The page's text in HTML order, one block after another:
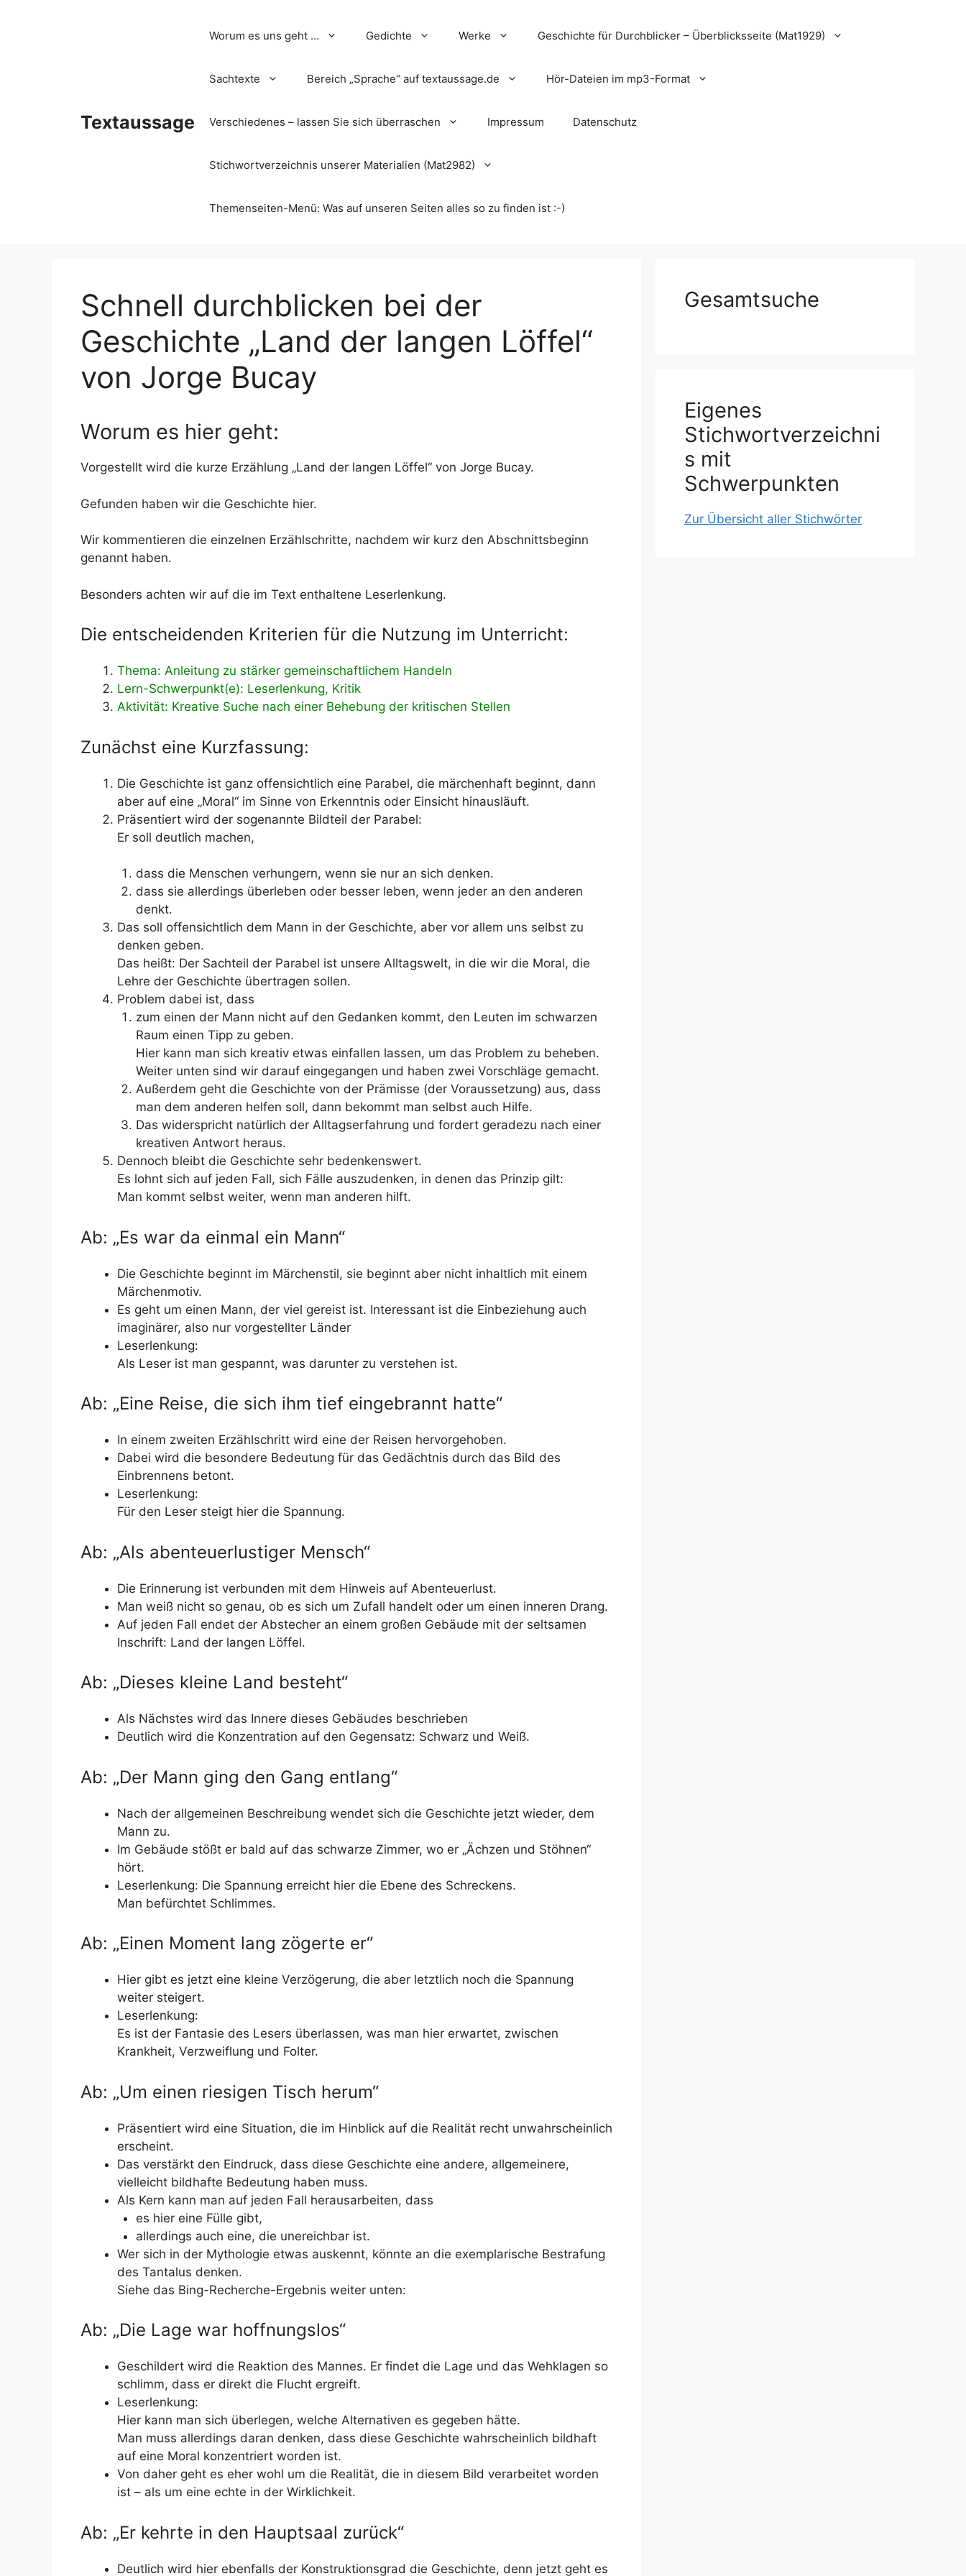
Textaussage
Worum es uns geht … Gedichte Werke Geschichte für Durchblicker – Überblicksseite (Mat1929)
Sachtexte Bereich „Sprache“ auf textaussage.de Hör-Dateien im mp3-Format
Verschiedenes – lassen Sie sich überraschen Impressum Datenschutz
Stichwortverzeichnis unserer Materialien (Mat2982)
Themenseiten-Menü: Was auf unseren Seiten alles so zu finden ist :-)
Schnell durchblicken bei der
Geschichte „Land der langen Löffel“
von Jorge Bucay
Worum es hier geht:
Vorgestellt wird die kurze Erzählung „Land der langen Löffel“ von Jorge Bucay.
Gefunden haben wir die Geschichte hier.
Wir kommentieren die einzelnen Erzählschritte, nachdem wir kurz den Abschnittsbeginn
genannt haben.
Besonders achten wir auf die im Text enthaltene Leserlenkung.
Die entscheidenden Kriterien für die Nutzung im Unterricht:
Thema: Anleitung zu stärker gemeinschaftlichem Handeln
Lern-Schwerpunkt(e): Leserlenkung, Kritik
Aktivität: Kreative Suche nach einer Behebung der kritischen Stellen
Zunächst eine Kurzfassung:
Die Geschichte ist ganz offensichtlich eine Parabel, die märchenhaft beginnt, dann
aber auf eine „Moral“ im Sinne von Erkenntnis oder Einsicht hinausläuft.
Präsentiert wird der sogenannte Bildteil der Parabel:
Er soll deutlich machen,
dass die Menschen verhungern, wenn sie nur an sich denken.
dass sie allerdings überleben oder besser leben, wenn jeder an den anderen
denkt.
Das soll offensichtlich dem Mann in der Geschichte, aber vor allem uns selbst zu
denken geben.
Das heißt: Der Sachteil der Parabel ist unsere Alltagswelt, in die wir die Moral, die
Lehre der Geschichte übertragen sollen.
Problem dabei ist, dass
zum einen der Mann nicht auf den Gedanken kommt, den Leuten im schwarzen
Raum einen Tipp zu geben.
Hier kann man sich kreativ etwas einfallen lassen, um das Problem zu beheben.
Weiter unten sind wir darauf eingegangen und haben zwei Vorschläge gemacht.
Außerdem geht die Geschichte von der Prämisse (der Voraussetzung) aus, dass
man dem anderen helfen soll, dann bekommt man selbst auch Hilfe.
Das widerspricht natürlich der Alltagserfahrung und fordert geradezu nach einer
kreativen Antwort heraus.
Dennoch bleibt die Geschichte sehr bedenkenswert.
Es lohnt sich auf jeden Fall, sich Fälle auszudenken, in denen das Prinzip gilt:
Man kommt selbst weiter, wenn man anderen hilft.
Ab: „Es war da einmal ein Mann“
Die Geschichte beginnt im Märchenstil, sie beginnt aber nicht inhaltlich mit einem
Märchenmotiv.
Es geht um einen Mann, der viel gereist ist. Interessant ist die Einbeziehung auch
imaginärer, also nur vorgestellter Länder
Leserlenkung:
Als Leser ist man gespannt, was darunter zu verstehen ist.
Ab: „Eine Reise, die sich ihm tief eingebrannt hatte“
In einem zweiten Erzählschritt wird eine der Reisen hervorgehoben.
Dabei wird die besondere Bedeutung für das Gedächtnis durch das Bild des
Einbrennens betont.
Leserlenkung:
Für den Leser steigt hier die Spannung.
Ab: „Als abenteuerlustiger Mensch“
Die Erinnerung ist verbunden mit dem Hinweis auf Abenteuerlust.
Man weiß nicht so genau, ob es sich um Zufall handelt oder um einen inneren Drang.
Auf jeden Fall endet der Abstecher an einem großen Gebäude mit der seltsamen
Inschrift: Land der langen Löffel.
Ab: „Dieses kleine Land besteht“
Als Nächstes wird das Innere dieses Gebäudes beschrieben
Deutlich wird die Konzentration auf den Gegensatz: Schwarz und Weiß.
Ab: „Der Mann ging den Gang entlang“
Nach der allgemeinen Beschreibung wendet sich die Geschichte jetzt wieder, dem
Mann zu.
Im Gebäude stößt er bald auf das schwarze Zimmer, wo er „Ächzen und Stöhnen“
hört.
Leserlenkung: Die Spannung erreicht hier die Ebene des Schreckens.
Man befürchtet Schlimmes.
Ab: „Einen Moment lang zögerte er“
Hier gibt es jetzt eine kleine Verzögerung, die aber letztlich noch die Spannung
weiter steigert.
Leserlenkung:
Es ist der Fantasie des Lesers überlassen, was man hier erwartet, zwischen
Krankheit, Verzweiflung und Folter.
Ab: „Um einen riesigen Tisch herum“
Präsentiert wird eine Situation, die im Hinblick auf die Realität recht unwahrscheinlich
erscheint.
Das verstärkt den Eindruck, dass diese Geschichte eine andere, allgemeinere,
vielleicht bildhafte Bedeutung haben muss.
Als Kern kann man auf jeden Fall herausarbeiten, dass
es hier eine Fülle gibt,
allerdings auch eine, die unereichbar ist.
Wer sich in der Mythologie etwas auskennt, könnte an die exemplarische Bestrafung
des Tantalus denken.
Siehe das Bing-Recherche-Ergebnis weiter unten:
Ab: „Die Lage war hoffnungslos“
Geschildert wird die Reaktion des Mannes. Er findet die Lage und das Wehklagen so
schlimm, dass er direkt die Flucht ergreift.
Leserlenkung:
Hier kann man sich überlegen, welche Alternativen es gegeben hätte.
Man muss allerdings daran denken, dass diese Geschichte wahrscheinlich bildhaft
auf eine Moral konzentriert worden ist.
Von daher geht es eher wohl um die Realität, die in diesem Bild verarbeitet worden
ist – als um eine echte in der Wirklichkeit.
Ab: „Er kehrte in den Hauptsaal zurück“
Deutlich wird hier ebenfalls der Konstruktionsgrad die Geschichte, denn jetzt geht es
Gesamtsuche
Eigenes
Stichwortverzeichni
s mit
Schwerpunkten
Zur Übersicht aller Stichwörter